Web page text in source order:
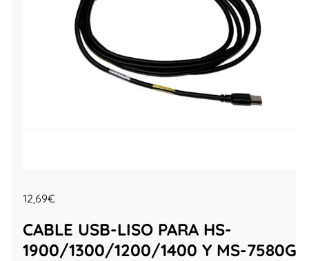
12,69€
CABLE USB-LISO PARA HS-
1900/1300/1200/1400 Y MS-7580G